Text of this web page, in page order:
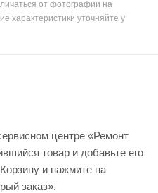
от фотографии на
характеристики уточняйте у
центре «Ремонт
товар и добавьте его
и нажмите на
заказ».